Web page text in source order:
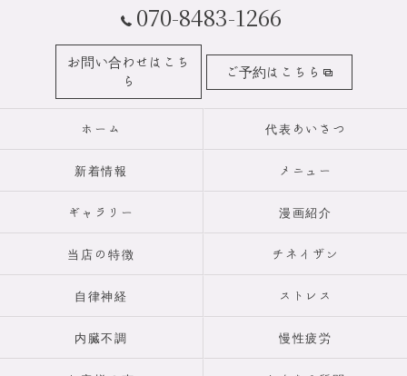
070-8483-1266
お問い合わせはこち
ら
ご予約はこちら
ホーム 代表あいさつ
新着情報 メニュー
ギャラリー 漫画紹介
当店の特徴 チネイザン
自律神経 ストレス
内臓不調 慢性疲労